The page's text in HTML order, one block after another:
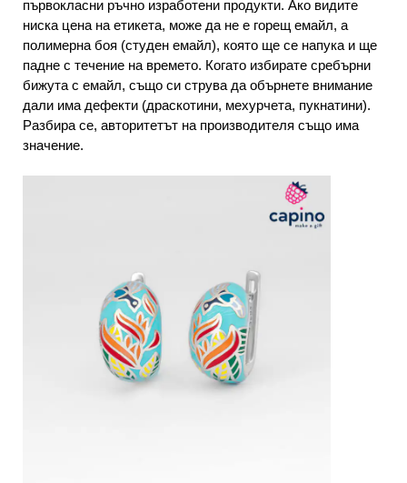
първокласни ръчно изработени продукти. Ако видите
ниска цена на етикета, може да не е горещ емайл, а
полимерна боя (студен емайл), която ще се напука и ще
падне с течение на времето. Когато избирате сребърни
бижута с емайл, също си струва да обърнете внимание
дали има дефекти (драскотини, мехурчета, пукнатини).
Разбира се, авторитетът на производителя също има
значение.